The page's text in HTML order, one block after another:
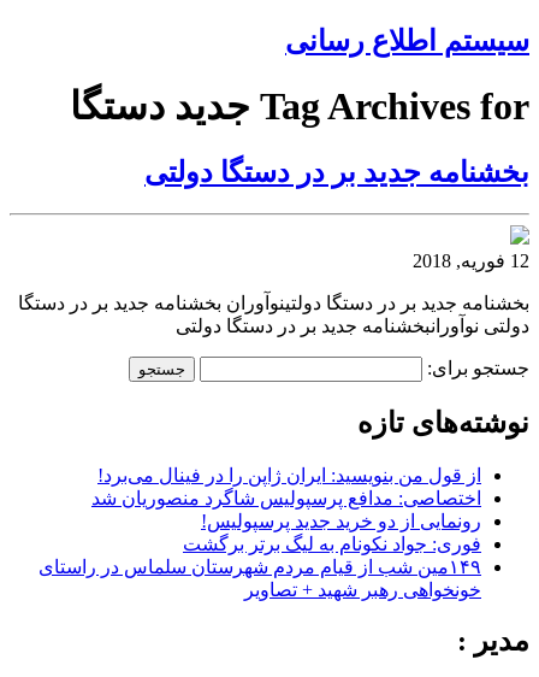
سیستم اطلاع رسانی
Tag Archives for جدید دستگا
بخشنامه جدید بر در دستگا دولتی
12 فوریه, 2018
بخشنامه جدید بر در دستگا دولتینوآوران بخشنامه جدید بر در دستگا
دولتی نوآورانبخشنامه جدید بر در دستگا دولتی
جستجو برای:
نوشته‌های تازه
از قول من بنویسید: ایران ژاپن را در فینال می‌برد!
اختصاصی: مدافع پرسپولیس شاگرد منصوریان شد
رونمایی از دو خرید جدید پرسپولیس!
فوری: جواد نکونام به لیگ برتر برگشت
۱۴۹مین شب از قیام مردم شهرستان سلماس در راستای
خونخواهی رهبر شهید + تصاویر
مدیر :